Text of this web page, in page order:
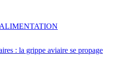
: la grippe aviaire se propage